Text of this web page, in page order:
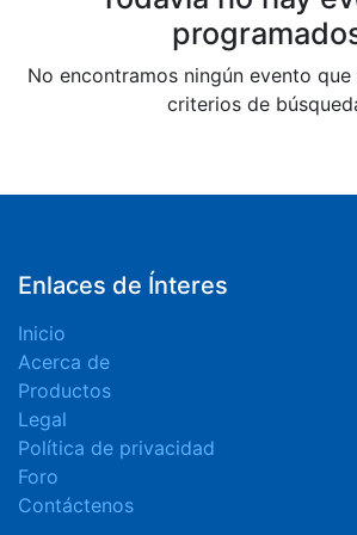
No encontramos ningún evento
criterios de
Enlaces de Ínteres
Inicio
Acerca de
Productos
Legal
Política de privacidad
Foro
Contáctenos